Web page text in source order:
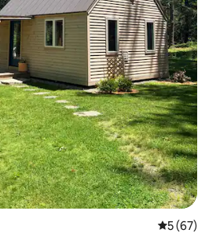
平均评分
5 (67)